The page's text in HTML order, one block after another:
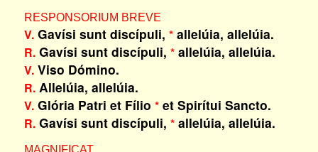
RESPONSORIUM BREVE
V.Gavísi sunt discípuli, *allelúia, allelúia.
R.Gavísi sunt discípuli, *allelúia, allelúia.
V.Viso Dómino.
R.Allelúia, allelúia.
V.Glória Patri et Fílio *et Spirítui Sancto.
R.Gavísi sunt discípuli, *allelúia, allelúia.
MAGNIFICAT